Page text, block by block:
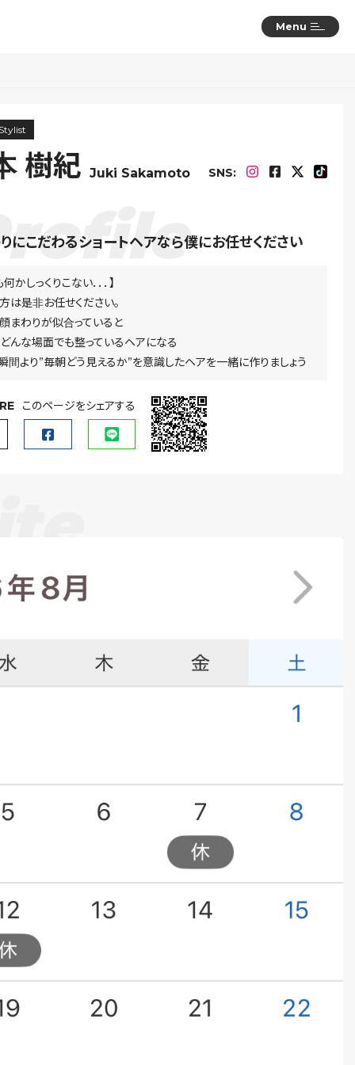
Menu
樹紀 Juki Sakamoto SNS:
にこだわるショートヘアなら僕にお任せください
かしっくりこない．．．】
は是非お任せください。
まわりが似合っていると
んな場面でも整っているヘアになる
間より”毎朝どう見えるか”を意識したヘアを一緒に作りましょう
このページをシェアする